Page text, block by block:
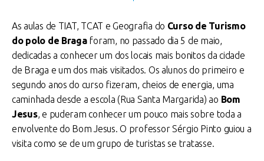
As aulas de TIAT, TCAT e Geografia do Curso de Turismo
do polo de Bragaforam, no passado dia 5 de maio,
dedicadas a conhecer um dos locais mais bonitos da cidade
de Braga e um dos mais visitados. Os alunos do primeiro e
segundo anos do curso fizeram, cheios de energia, uma
caminhada desde a escola (Rua Santa Margarida) ao Bom
Jesus, e puderam conhecer um pouco mais sobre toda a
envolvente do Bom Jesus. O professor Sérgio Pinto guiou a
visita como se de um grupo de turistas se tratasse.